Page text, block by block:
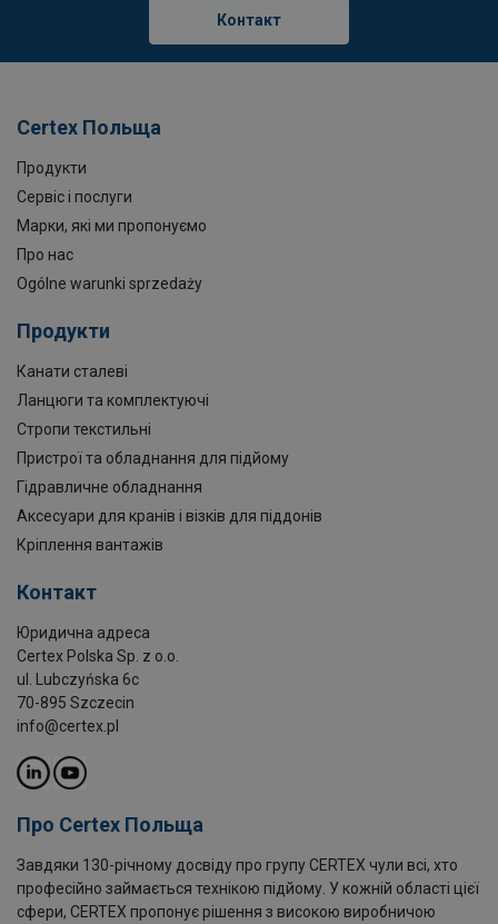
Контакт
Certex Польща
Продукти
Сервіс і послуги
Марки, які ми пропонуємо
Про нас
Ogólne warunki sprzedaży
Продукти
Канати сталеві
Ланцюги та комплектуючі
Стропи текстильні
Пристрої та обладнання для підйому
Гідравличне обладнання
Аксесуари для кранів і візків для піддонів
Кріплення вантажів
Контакт
Юридична адреса
Certex Polska Sp. z o.o.
ul. Lubczyńska 6c
70-895 Szczecin
info@certex.pl
Про Certex Польща
Завдяки 130-річному досвіду про групу CERTEX чули всі, хто
професійно займається технікою підйому. У кожній області цієї
сфери, CERTEX пропонує рішення з високою виробничою